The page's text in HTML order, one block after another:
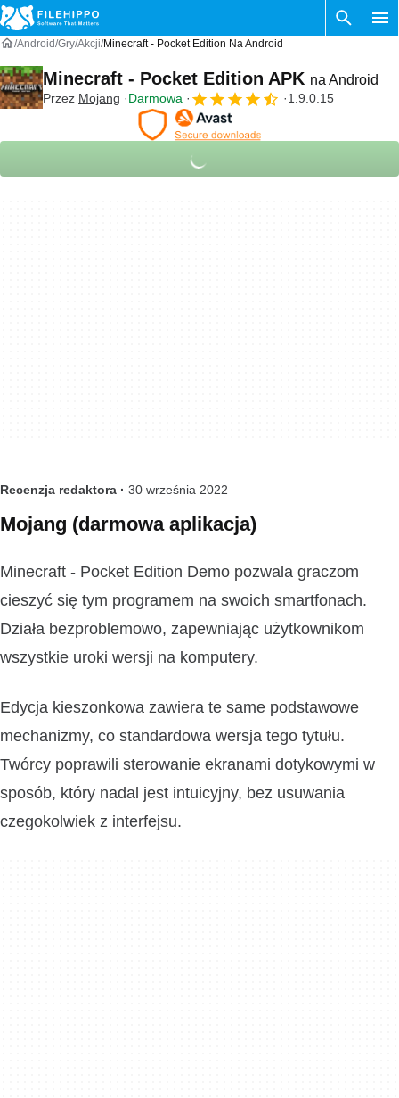
Android Gry Akcji Minecraft - Pocket Edition Na Android
Minecraft - Pocket Edition APK na Android
Przez Mojang Darmowa 1.9.0.15
Recenzja redaktora · 30 września 2022
Mojang (darmowa aplikacja)
Minecraft - Pocket Edition Demo pozwala graczom
cieszyć się tym programem na swoich smartfonach.
Działa bezproblemowo, zapewniając użytkownikom
wszystkie uroki wersji na komputery.
Edycja kieszonkowa zawiera te same podstawowe
mechanizmy, co standardowa wersja tego tytułu.
Twórcy poprawili sterowanie ekranami dotykowymi w
sposób, który nadal jest intuicyjny, bez usuwania
czegokolwiek z interfejsu.